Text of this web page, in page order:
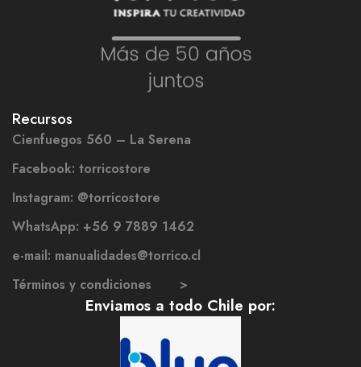
Recursos
Cienfuegos 560 – La Serena
Facebook: torricostore
Instagram: @torricostore
WhatsApp: +56 9 7889 1462
e-mail: manualidades@torrico.cl
Términos y condiciones >
Enviamos a todo Chile por: